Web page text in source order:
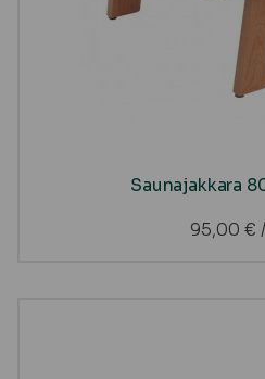
Saunajakkara
95,00 €